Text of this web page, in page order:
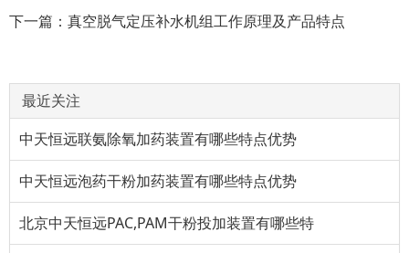
下一篇： 真空脱气定压补水机组工作原理及产品特点
最近关注
中天恒远联氨除氧加药装置有哪些特点优势
中天恒远泡药干粉加药装置有哪些特点优势
北京中天恒远PAC,PAM干粉投加装置有哪些特